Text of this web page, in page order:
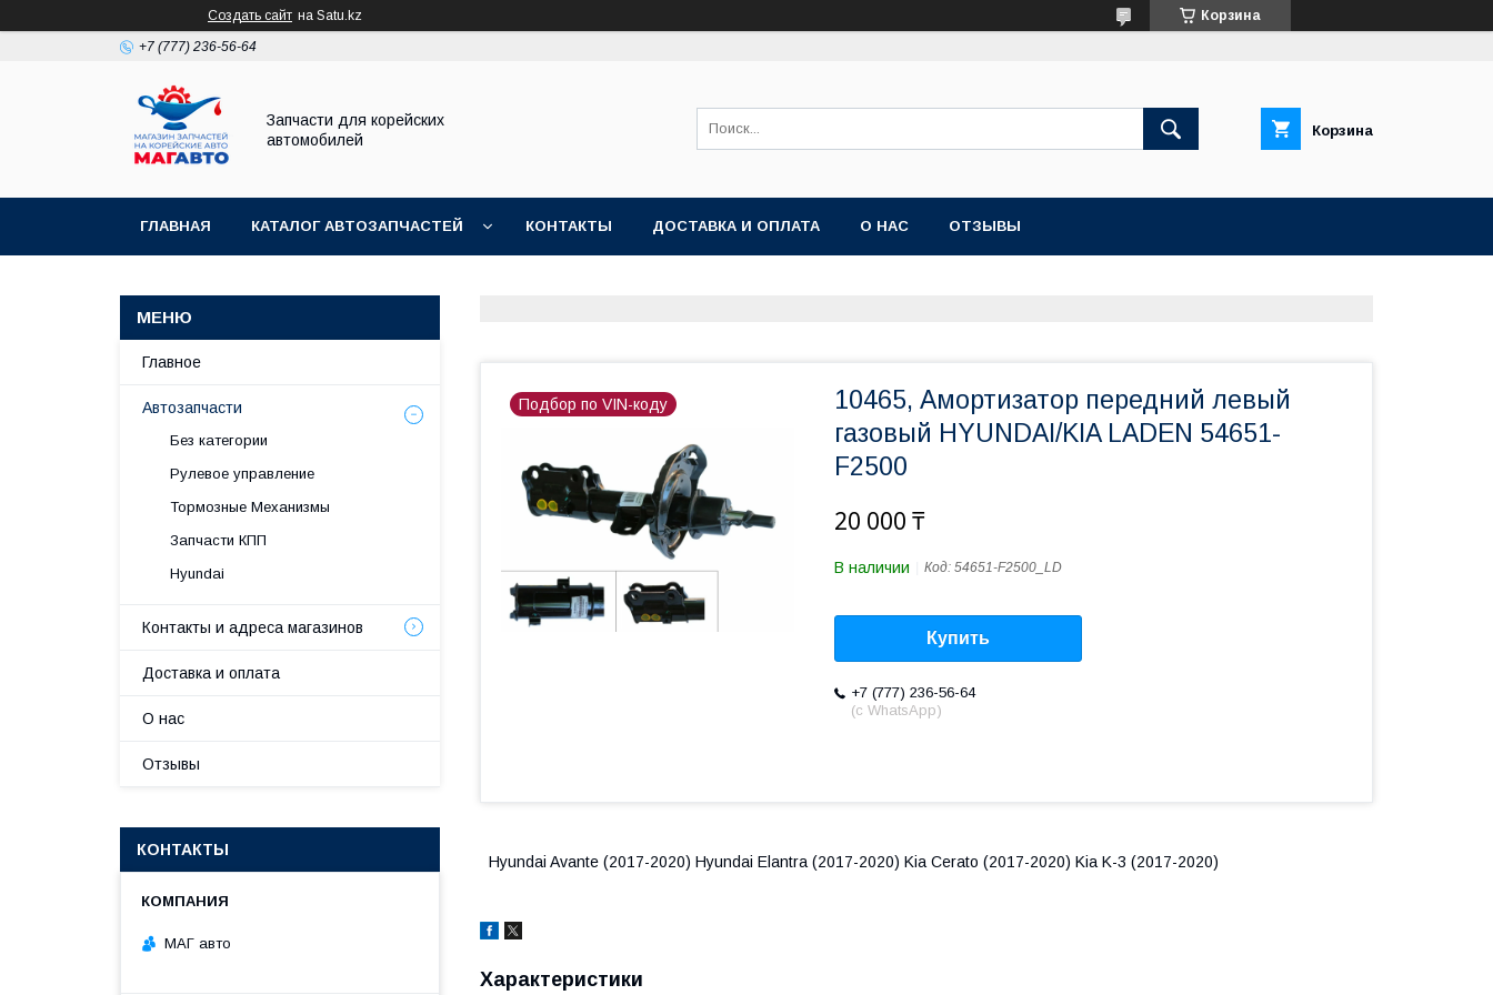
Создать сайт на Satu.kz Корзина
+7 (777) 236-56-64
Запчасти для корейских
автомобилей
Корзина
ГЛАВНАЯ КАТАЛОГ АВТОЗАПЧАСТЕЙ КОНТАКТЫ ДОСТАВКА И ОПЛАТА О НАС ОТЗЫВЫ
Подбор по VIN-коду
10465, Амортизатор передний левый
газовый HYUNDAI/KIA LADEN 54651-
F2500
20 000 ₸
В наличии Код: 54651-F2500_LD
Купить
+7 (777) 236-56-64
(с WhatsApp)
Hyundai Avante (2017-2020) Hyundai Elantra (2017-2020) Kia Cerato (2017-2020) Kia K-3 (2017-2020)
Характеристики
Главное
Автозапчасти
Без категории
Рулевое управление
Тормозные Механизмы
Запчасти КПП
Hyundai
Контакты и адреса магазинов
Доставка и оплата
О нас
Отзывы
КОНТАКТЫ
МАГ авто